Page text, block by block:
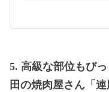
5. 高級な部位もび
田の焼肉屋さん「連